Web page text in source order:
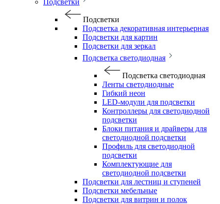
Подсветки
Подсветки
Подсветка декоративная интерьерная
Подсветки для картин
Подсветки для зеркал
Подсветка светодиодная
Подсветка светодиодная
Ленты светодиодные
Гибкий неон
LED-модули для подсветки
Контроллеры для светодиодной
подсветки
Блоки питания и драйверы для
светодиодной подсветки
Профиль для светодиодной
подсветки
Комплектующие для
светодиодной подсветки
Подсветки для лестниц и ступеней
Подсветки мебельные
Подсветки для витрин и полок